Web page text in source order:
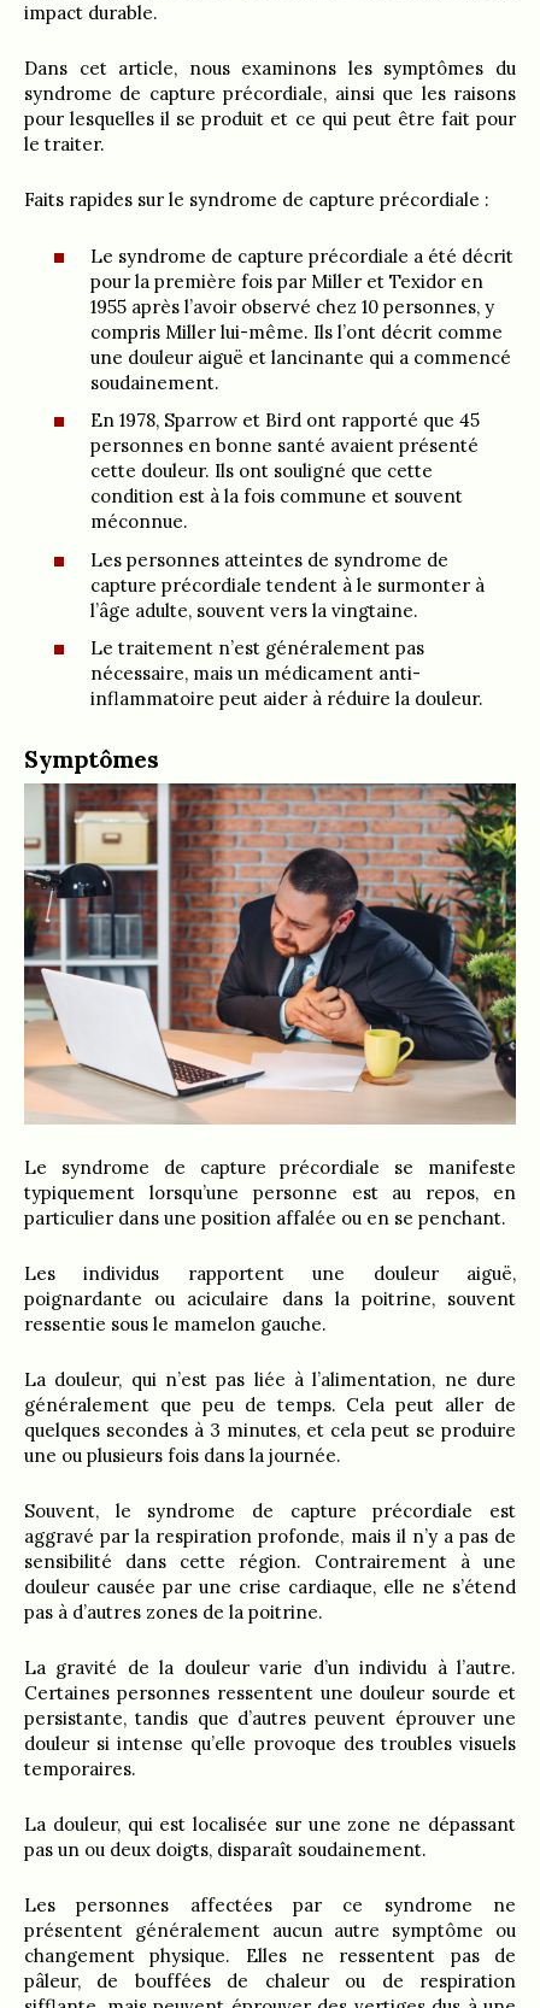
impact durable.
Dans cet article, nous examinons les symptômes du
syndrome de capture précordiale, ainsi que les raisons
pour lesquelles il se produit et ce qui peut être fait pour
le traiter.
Faits rapides sur le syndrome de capture précordiale :
Le syndrome de capture précordiale a été décrit
pour la première fois par Miller et Texidor en
1955 après l’avoir observé chez 10 personnes, y
compris Miller lui-même. Ils l’ont décrit comme
une douleur aiguë et lancinante qui a commencé
soudainement.
En 1978, Sparrow et Bird ont rapporté que 45
personnes en bonne santé avaient présenté
cette douleur. Ils ont souligné que cette
condition est à la fois commune et souvent
méconnue.
Les personnes atteintes de syndrome de
capture précordiale tendent à le surmonter à
l’âge adulte, souvent vers la vingtaine.
Le traitement n’est généralement pas
nécessaire, mais un médicament anti-
inflammatoire peut aider à réduire la douleur.
Symptômes
Le syndrome de capture précordiale se manifeste
typiquement lorsqu’une personne est au repos, en
particulier dans une position affalée ou en se penchant.
Les individus rapportent une douleur aiguë,
poignardante ou aciculaire dans la poitrine, souvent
ressentie sous le mamelon gauche.
La douleur, qui n’est pas liée à l’alimentation, ne dure
généralement que peu de temps. Cela peut aller de
quelques secondes à 3 minutes, et cela peut se produire
une ou plusieurs fois dans la journée.
Souvent, le syndrome de capture précordiale est
aggravé par la respiration profonde, mais il n’y a pas de
sensibilité dans cette région. Contrairement à une
douleur causée par une crise cardiaque, elle ne s’étend
pas à d’autres zones de la poitrine.
La gravité de la douleur varie d’un individu à l’autre.
Certaines personnes ressentent une douleur sourde et
persistante, tandis que d’autres peuvent éprouver une
douleur si intense qu’elle provoque des troubles visuels
temporaires.
La douleur, qui est localisée sur une zone ne dépassant
pas un ou deux doigts, disparaît soudainement.
Les personnes affectées par ce syndrome ne
présentent généralement aucun autre symptôme ou
changement physique. Elles ne ressentent pas de
pâleur, de bouffées de chaleur ou de respiration